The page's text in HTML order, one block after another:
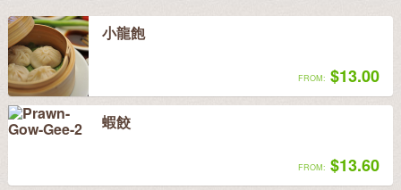
小龍飽
FROM: $13.00
蝦餃
FROM: $13.60